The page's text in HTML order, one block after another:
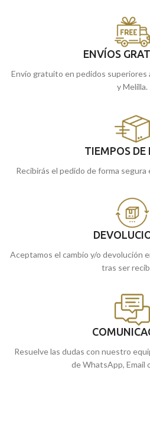
ENVÍOS
Envío gratuito en pedidos superiores
y Melilla.
TIEMPOS DE
Recibirás el pedido de forma segura
Aceptamos el cambio y/o devolución
tras ser
Resuelve las dudas con nuestro
de WhatsApp, Email